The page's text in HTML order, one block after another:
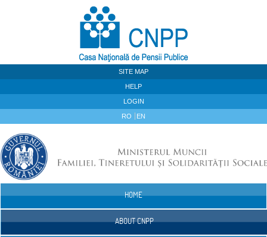
SITE MAP
HELP
LOGIN
RO EN
HOME
ABOUT CNPP